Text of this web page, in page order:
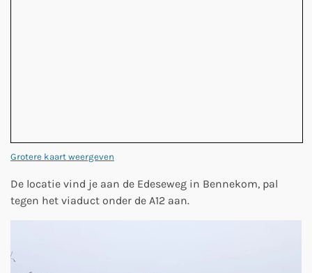
Grotere kaart weergeven
De locatie vind je aan de Edeseweg in Bennekom, pal
tegen het viaduct onder de A12 aan.